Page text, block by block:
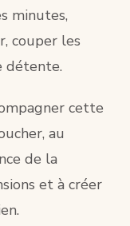
minutes,
couper les
détente.
cette
au
de la
et à créer